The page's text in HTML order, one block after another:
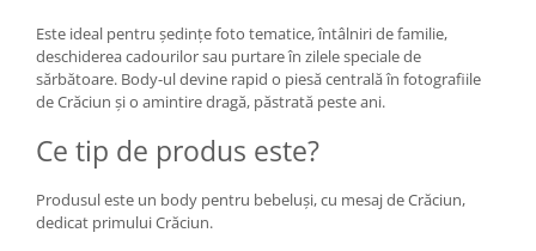
Este ideal pentru ședințe foto tematice, întâlniri de familie,
deschiderea cadourilor sau purtare în zilele speciale de
sărbătoare. Body-ul devine rapid o piesă centrală în fotografiile
de Crăciun și o amintire dragă, păstrată peste ani.
Ce tip de produs este?
Produsul este un body pentru bebeluși, cu mesaj de Crăciun,
dedicat primului Crăciun.